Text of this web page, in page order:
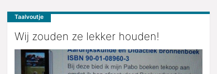
Taalvoutje
Wij zouden ze lekker houden!